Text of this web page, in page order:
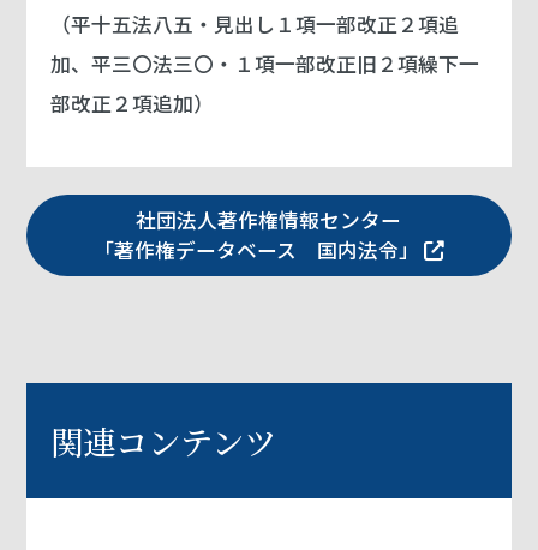
（平十五法八五・見出し１項一部改正２項追
加、平三〇法三〇・１項一部改正旧２項繰下一
部改正２項追加）
社団法人著作権情報センター
「著作権データベース 国内法令」
関連コンテンツ